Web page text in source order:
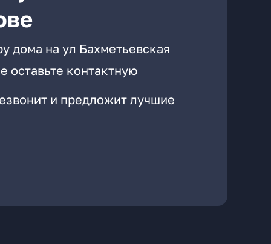
дома на ул Бахметьевская
оставьте контактную
и предложит лучшие